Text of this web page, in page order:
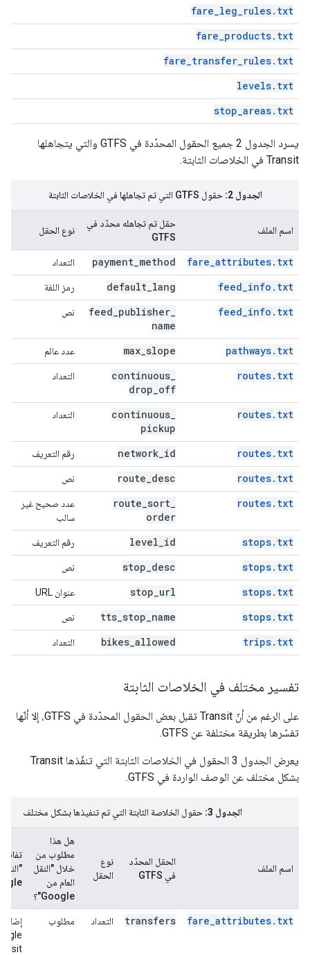
fare_leg_rules.txt
fare_products.txt
fare_transfer_rules.txt
levels.txt
stop_areas.txt
يسرد الجدول 2 جميع الحقول المحدّدة في GTFS والتي يتجاهلها
Transit في الخلاصات الثابتة.
الجدول 2: حقول GTFS التي تم تجاهلها في الخلاصات الثابتة
اسم الملف
حقل تم تجاهله محدّد في
GTFS
نوع الحقل
fare_attributes.txt
payment method التعداد
feed_info.txt
default lang رمز اللغة
feed_info.txt
feed publisher
name
نص
pathways.txt
max slope عدد عائم
routes.txt
continuous
drop off
التعداد
routes.txt
continuous
pickup
التعداد
routes.txt
network id رقم التعريف
routes.txt
route desc نص
routes.txt
route sort
order
عدد صحيح غير
سالب
stops.txt
level id رقم التعريف
stops.txt
stop desc نص
stops.txt
stop url عنوان URL
stops.txt
tts stop name نص
trips.txt
bikes allowed التعداد
تفسير مختلف في الخلاصات الثابتة
على الرغم من أنّ Transit تقبل بعض الحقول المحدّدة في GTFS، إلا أنّها
تفسّرها بطريقة مختلفة عن GTFS.
يعرض الجدول 3 الحقول في الخلاصات الثابتة التي تنفّذها Transit
بشكل مختلف عن الوصف الواردة في GTFS.
الجدول 3: حقول الخلاصة الثابتة التي تم تنفيذها بشكل مختلف
اسم الملف
الحقل المحدّد
في GTFS
نوع
الحقل
هل هذا
مطلوب من
خلال "النقل
العام من
Google"؟
fare_attributes.txt
transfers التعداد مطلوب
إضافة